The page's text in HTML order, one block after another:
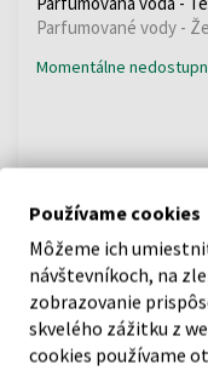
Parfumované vody -
Momentálne
Courreges Hyper Iris
Používame cookies
Môžeme ich
návštevníkoch, na
zobrazovanie
skvelého zážitku z
cookies používame